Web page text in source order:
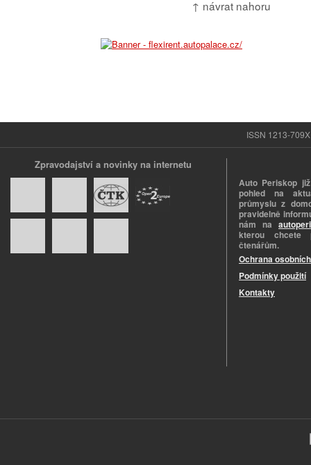
↑ návrat nahoru
ISSN 1213-
Zpravodajství a novinky na internetu
Auto Periskop
pohled na
průmyslu z
pravidelně
nám na
kterou chcete
čtenářům.
Ochrana
Podmínky použití
Kontakty